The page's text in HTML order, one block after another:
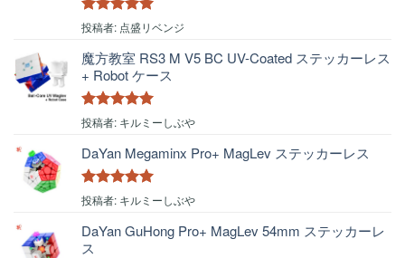
5段階中5の
投稿者: 点盛リベンジ
魔方教室 RS3 M V5 BC UV-Coated ステッカーレス
+ Robot ケース
5段階中 5 の
投稿者: キルミーしぶや
DaYan Megaminx Pro+ MagLev ステッカーレス
5段階中 5 の
投稿者: キルミーしぶや
DaYan GuHong Pro+ MagLev 54mm ステッカーレ
ス